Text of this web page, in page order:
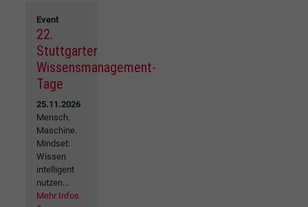
Event
22.
Stuttgarter
Wissensmanagement-
Tage
25.11.2026
Mensch.
Maschine.
Mindset:
Wissen
intelligent
nutzen...
Mehr Infos